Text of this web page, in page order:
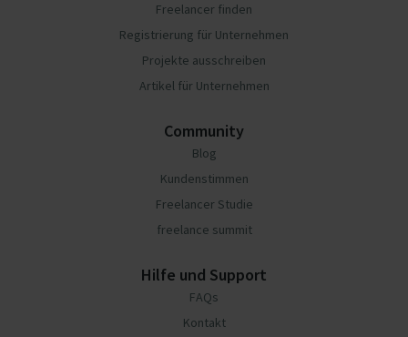
Freelancer finden
Registrierung für Unternehmen
Projekte ausschreiben
Artikel für Unternehmen
Community
Blog
Kundenstimmen
Freelancer Studie
freelance summit
Hilfe und Support
FAQs
Kontakt